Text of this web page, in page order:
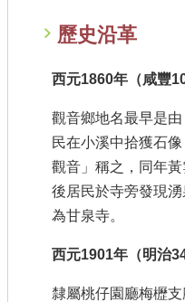
歷史沿革
西元1860年（咸豐10
觀音鄉地名最早是
民在小溪中拾獲石
觀音」稱之，同年黃
後居民於寺旁發現
為甘泉寺。
西元1901年（明治34
隸屬桃仔園廳梅櫪支